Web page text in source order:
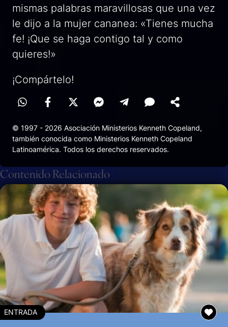
mismas palabras maravillosas que una vez
le dijo a la mujer cananea: «Tienes mucha
fe! ¡Que se haga contigo tal y como
quieres!»
¡Compártelo!
© 1997 - 2026 Asociación Ministerios Kenneth Copeland,
también conocida como Ministerios Kenneth Copeland
Latinoamérica. Todos los derechos reservados.
Contenido Relacionado
ENTRADA